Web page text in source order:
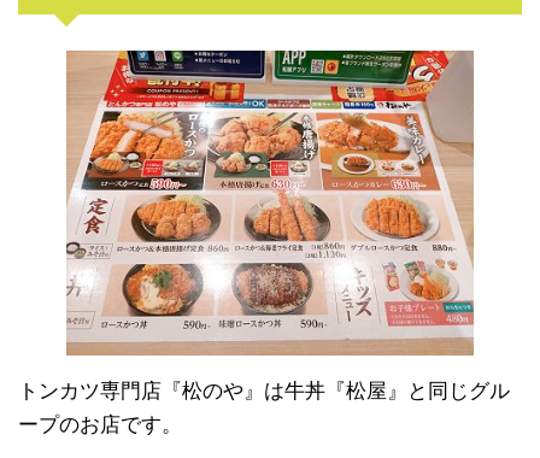
トンカツ専門店『松のや』は牛丼『松屋』と同じグル
ープのお店です。